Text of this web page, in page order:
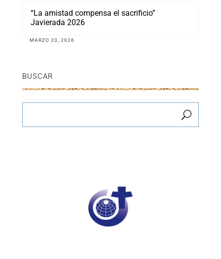
“La amistad compensa el sacrificio”
Javierada 2026
MARZO 20, 2026
BUSCAR